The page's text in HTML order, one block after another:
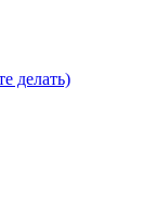
делать)